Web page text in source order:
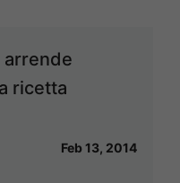
arrende
ricetta
Feb 13, 2014